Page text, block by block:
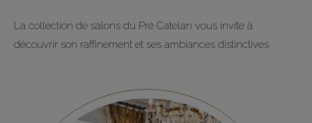
La collection de salons du Pré Catelan vous invite à
découvrir son raffinement et ses ambiances distinctives